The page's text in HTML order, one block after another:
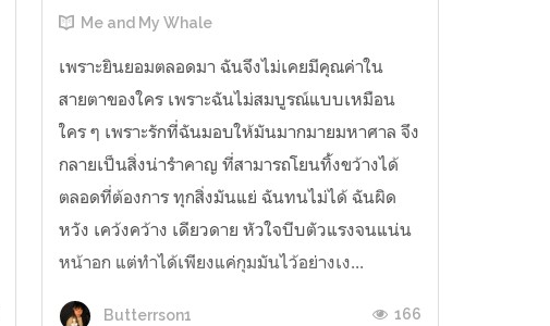
Me and My Whale
เพราะยินยอมตลอดมา ฉันจึงไม่เคยมีคุณค่าใน
สายตาของใคร เพราะฉันไม่สมบูรณ์แบบเหมือน
ใคร ๆ เพราะรักที่ฉันมอบให้มันมากมายมหาศาล จึง
กลายเป็นสิ่งน่ารำคาญ ที่สามารถโยนทิ้งขว้างได้
ตลอดที่ต้องการ ทุกสิ่งมันแย่ ฉันทนไม่ได้ ฉันผิด
หวัง เคว้งคว้าง เดียวดาย หัวใจบีบตัวแรงจนแน่น
หน้าอก แต่ทำได้เพียงแค่กุมมันไว้อย่างเง...
Butterrson1 166